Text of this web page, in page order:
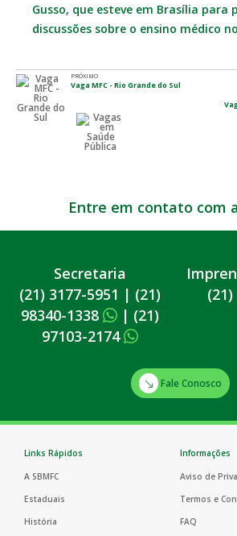
Gusso, que esteve em Brasília para
discussões sobre o ensino médico
PRÓXIMO
Vaga MFC - Rio Grande do Sul
Entre em contato com
Secretaria
(21) 3177-5951 | (21)
98340-1338
| (21)
97103-2174
Fale Conosco
Links Rápidos
A SBMFC
Estaduais
História
Informações
Aviso de
Termos e
FAQ